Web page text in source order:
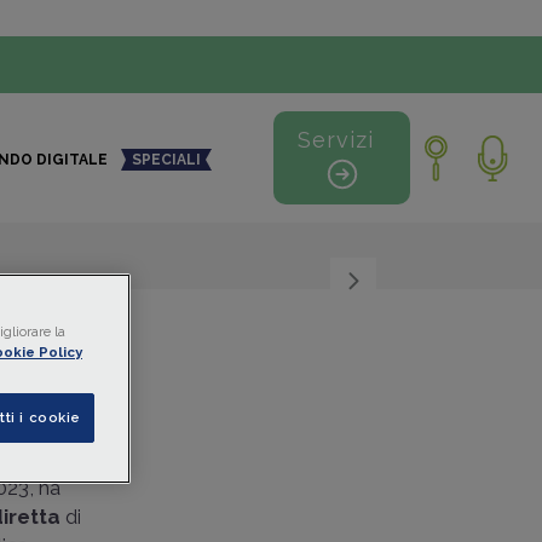
DIGITALE SPECIALI
Servizi
ha
di
+la
Policy
i cookie